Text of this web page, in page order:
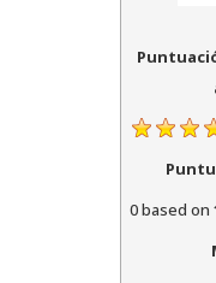
0based on